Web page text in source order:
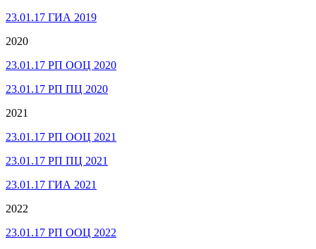
23.01.17 ГИА 2019
2020
23.01.17 РП ООЦ 2020
23.01.17 РП ПЦ 2020
2021
23.01.17 РП ООЦ 2021
23.01.17 РП ПЦ 2021
23.01.17 ГИА 2021
2022
23.01.17 РП ООЦ 2022